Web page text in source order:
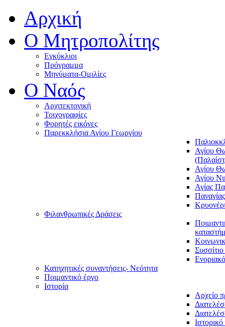
Αρχική
Ο Μητροπολίτης
Εγκύκλιοι
Πρόγραμμα
Μηνύματα-Ομιλίες
O Ναός
Αρχιτεκτονική
Τοιχογραφίες
Φορητές εικόνες
Παρεκκλήσια Αγίου Γεωργίου
Αγίου
Αγίου
Αγίου
Αγίας
Φιλανθρωπικές Δράσεις
Κατηχητικές συναντήσεις- Νεότητα
Ποιμαντικό έργο
Ιστορία
Αρχείο